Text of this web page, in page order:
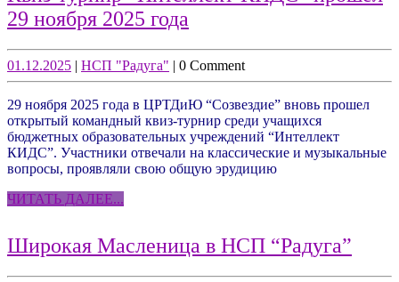
здоровья
“Мы
вместе!”
29 ноября 2025 года
“Интеллект-
КИДС”
прошел
29
ноября
01.12.202501.12.2025
| НСП "Радуга" НСП
"Радуга"
| 0 Comment
29 ноября 2025 года в ЦРТДиЮ “Созвездие” вновь прошел
открытый командный квиз-турнир среди учащихся
бюджетных образовательных учреждений “Интеллект
КИДС”. Участники отвечали на классические и музыкальные
вопросы, проявляли свою общую эрудицию
ЧИТАТЬ ДАЛЕЕ...
Широкая Масленица в НСП “Радуга”